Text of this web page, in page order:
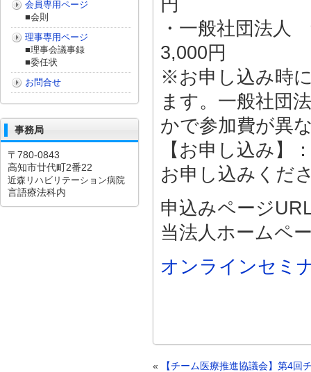
円
・一般社団法人
3,000円
※お申し込み時
ます。一般社団
かで参加費が異
【お申し込み】
お申し込みくだ
申込みページ
当法人ホームペ
オンラインセミ
« 【チーム医療推進協議会】第4回
会員専用ページ
■会則
理事専用ページ
■理事会議事録
■委任状
お問合せ
事務局
〒780-0843
高知市廿代町2番22
近森リハビリテーション病院
言語療法科内